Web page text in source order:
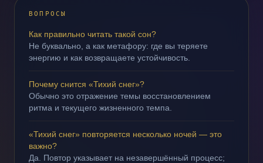
ВОПРОСЫ
Как правильно читать такой сон?
Не буквально, а как метафору: где вы теряете
энергию и как возвращаете устойчивость.
Почему снится «Тихий снег»?
Обычно это отражение темы восстановлением
ритма и текущего жизненного темпа.
«Тихий снег» повторяется несколько ночей — это
важно?
Да. Повтор указывает на незавершённый процесс;